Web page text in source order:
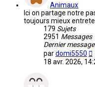
Animaux
Ici on partage notre
toujours mieux
179 Sujets
2951 Messages
Dernier message
pardomi5550
18 avr. 2026,